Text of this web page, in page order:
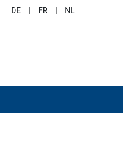
DE | FR | NL